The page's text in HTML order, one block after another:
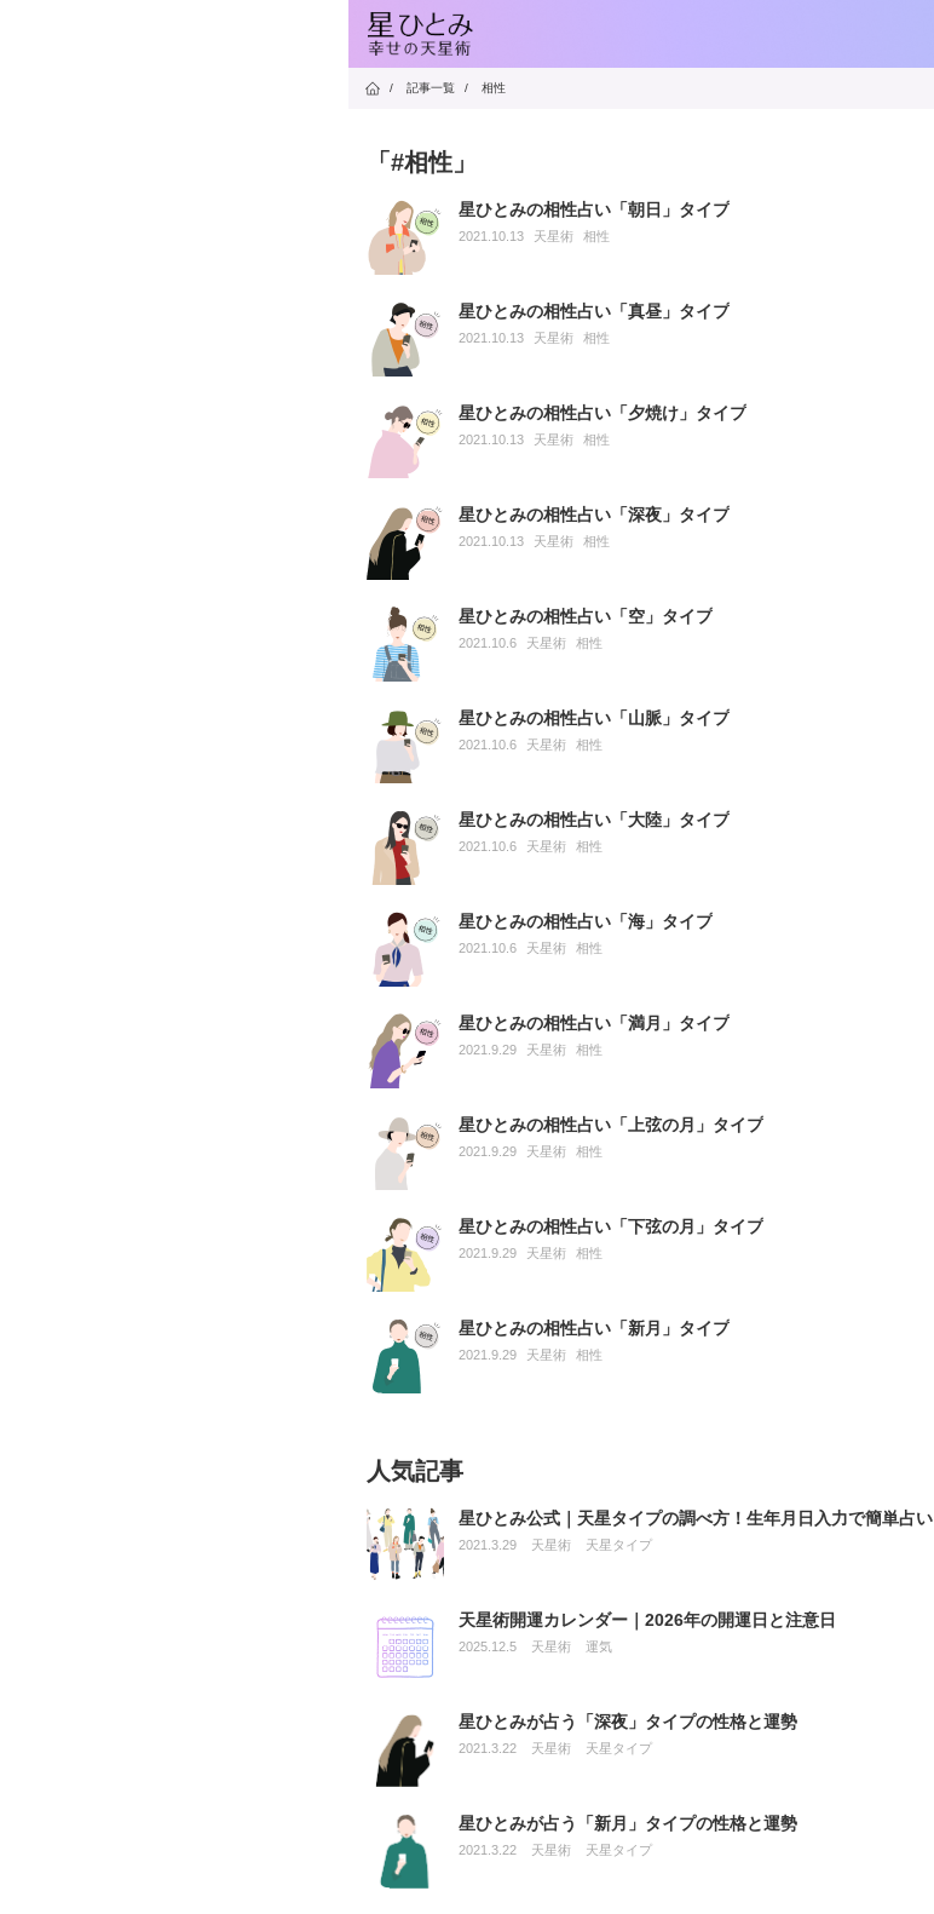
/ 記事一覧 / 相性
「#相性」
星ひとみの相性占い「朝日」タイプ
2021.10.13 天星術 相性
星ひとみの相性占い「真昼」タイプ
2021.10.13 天星術 相性
星ひとみの相性占い「夕焼け」タイプ
2021.10.13 天星術 相性
星ひとみの相性占い「深夜」タイプ
2021.10.13 天星術 相性
星ひとみの相性占い「空」タイプ
2021.10.6 天星術 相性
星ひとみの相性占い「山脈」タイプ
2021.10.6 天星術 相性
星ひとみの相性占い「大陸」タイプ
2021.10.6 天星術 相性
星ひとみの相性占い「海」タイプ
2021.10.6 天星術 相性
星ひとみの相性占い「満月」タイプ
2021.9.29 天星術 相性
星ひとみの相性占い「上弦の月」タイプ
2021.9.29 天星術 相性
星ひとみの相性占い「下弦の月」タイプ
2021.9.29 天星術 相性
星ひとみの相性占い「新月」タイプ
2021.9.29 天星術 相性
人気記事
星ひとみ公式｜天星タイプの調べ方！生年月日入力で簡単占い
2021.3.29 天星術 天星タイプ
天星術開運カレンダー｜2026年の開運日と注意日
2025.12.5 天星術 運気
星ひとみが占う「深夜」タイプの性格と運勢
2021.3.22 天星術 天星タイプ
星ひとみが占う「新月」タイプの性格と運勢
2021.3.22 天星術 天星タイプ